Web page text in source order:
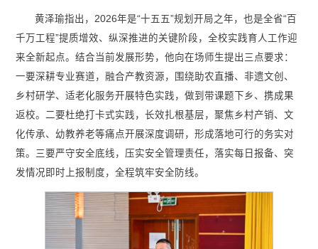
黄泽瑜指出，2026年是“十五五”规划开局之年，也是全省“百
千万工程”提质增效、纵深推进的关键阶段，全校实践育人工作迎
来全新起点。结合当前发展形势，他向在场师生提出三点要求：
一要深耕专业赛道，融合产教资源，围绕助农直播、非遗文创、
乡村研学、适老化服务开展特色实践，做到带课题下乡、携成果
返校。二要杜绝打卡式实践，长效扎根基层，聚焦乡村产销、文
化传承、幼教养老等痛点开展深度调研，形成落地可行的务实对
策。三要严守安全底线，压实安全管理责任，落实每日报备、突
发情况即时上报制度，全程筑牢安全防线。